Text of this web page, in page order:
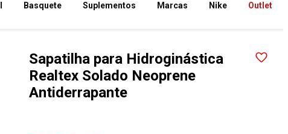
Basquete Suplementos Marcas Nike Outlet
Sapatilha para Hidroginástica
Realtex Solado Neoprene
Antiderrapante